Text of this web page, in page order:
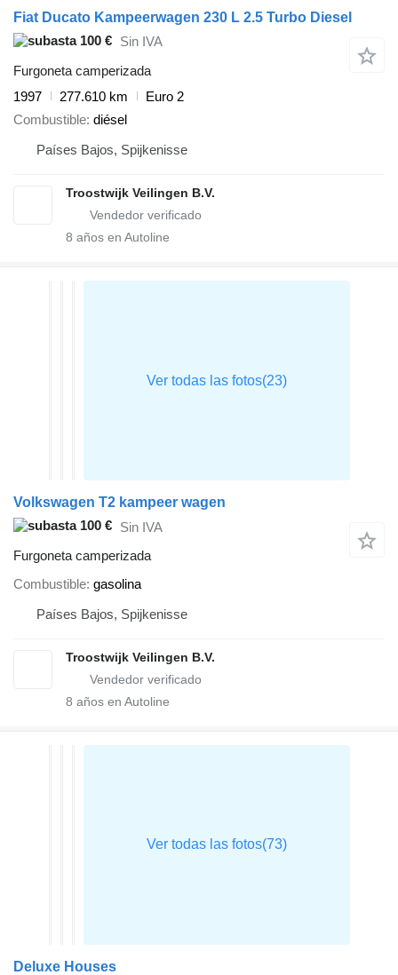
Fiat Ducato Kampeerwagen 230 L 2.5 Turbo Diesel
100 € Sin IVA
Furgoneta camperizada
1997
277.610 km
Euro 2
Combustible diésel
Países Bajos, Spijkenisse
Troostwijk Veilingen B.V.
8 años en Autoline
Volkswagen T2 kampeer wagen
100 € Sin IVA
Furgoneta camperizada
Combustible gasolina
Países Bajos, Spijkenisse
Troostwijk Veilingen B.V.
8 años en Autoline
Deluxe Houses